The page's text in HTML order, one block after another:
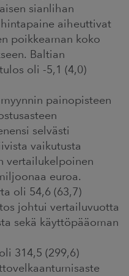
sianlihan
aiheuttivat
poikkeaman koko
Baltian
oli -5,1 (4,0)
painopisteen
selvästi
vaikutusta
vertailukelpoinen
euroa.
oli 54,6 (63,7)
johtui vertailuvuotta
sekä käyttöpääoman
314,5 (299,6)